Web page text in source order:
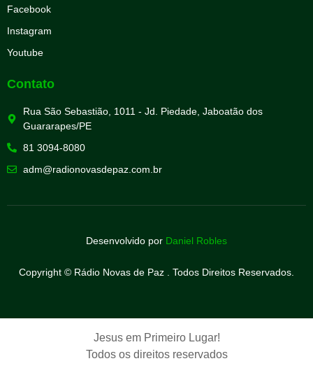
Facebook
Instagram
Youtube
Contato
Rua São Sebastião, 1011 - Jd. Piedade, Jaboatão dos
Guararapes/PE
81 3094-8080
adm@radionovasdepaz.com.br
Desenvolvido por Daniel Robles
Copyright © Rádio Novas de Paz . Todos Direitos Reservados.
Jesus em Primeiro Lugar!
Todos os direitos reservados